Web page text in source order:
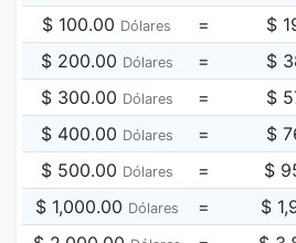
$ 100.00 Dólares = $
$ 200.00 Dólares = $
$ 300.00 Dólares = $
$ 400.00 Dólares = $
$ 500.00 Dólares = $
$ 1,000.00 Dólares = $